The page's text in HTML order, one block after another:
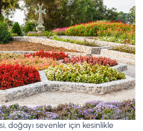
doğayı sevenler için kesinlikle